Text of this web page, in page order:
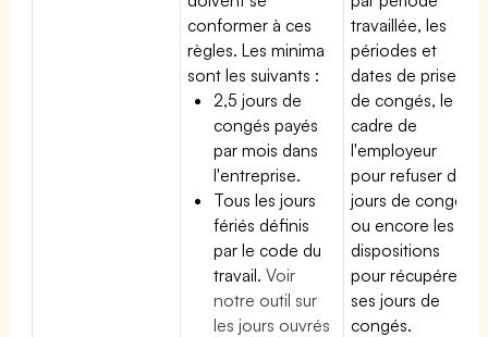
conformer à ces
règles. Les minima
sont les suivants :
2,5 jours de
congés payés
par mois dans
l'entreprise.
Tous les jours
fériés définis
par le code du
travail.Voir
notre outil sur
les jours ouvrés
travaillée, les
périodes et
dates de prise
de congés, le
cadre de
l'employeur
pour refuser des
jours de congés
ou encore les
dispositions
pour récupérer
ses jours de
congés.